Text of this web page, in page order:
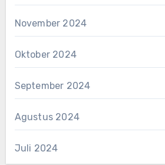
November 2024
Oktober 2024
September 2024
Agustus 2024
Juli 2024